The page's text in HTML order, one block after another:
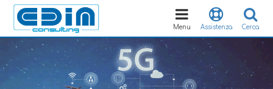
Cerca
Assistenza
Toggle
navigation
Menu